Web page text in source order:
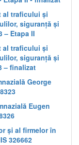
al traficului și
siguranță și
– Etapa II
al traficului și
siguranță și
– finalizat
George
Eugen
și al firmelor în
326662